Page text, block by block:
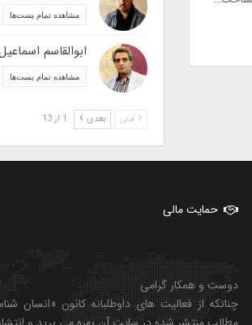
مشاهده تمام پست‌ها
ابوالقاسم
مشاهده تمام پست‌ها
قبلی بعدی 1 از 13
حمایت مالی
دوست و همکار گرامی
چنانکه از فعالیت های داوطلبانه کانون «انسان